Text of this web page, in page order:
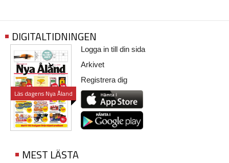
DIGITALTIDNINGEN
Läs dagens Nya Åland
Logga in till din sida
Arkivet
Registrera dig
MEST LÄSTA